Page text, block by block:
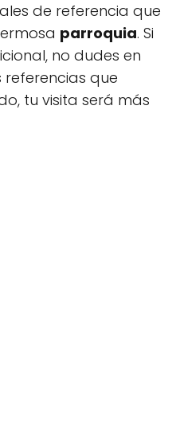
de referencia que
parroquia. Si
no dudes en
que
tu visita será más